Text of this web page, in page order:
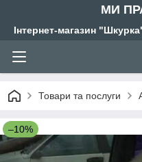
МИ
Інтернет-магазин
Товари та послуги
–10%